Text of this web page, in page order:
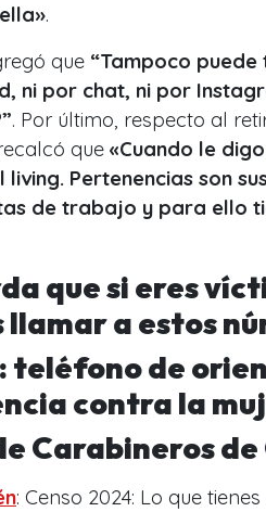
.
que “Tampoco puede
ni por chat, ni por
. Por último, respecto al
que «Cuando le
living. Pertenencias son
de trabajo y para ello
que si eres
llamar a estos
teléfono de
contra la
Carabineros de
: Censo 2024: Lo que